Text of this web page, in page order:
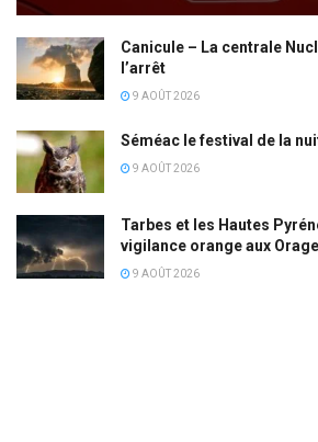
Canicule – La centrale
l’arrêt
9 AOÛT 2026
Séméac le festival de la
9 AOÛT 2026
Tarbes et les Hautes
vigilance orange aux
9 AOÛT 2026